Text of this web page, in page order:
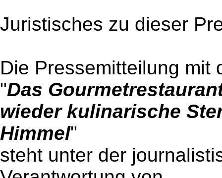
Juristisches zu dieser
Die Pressemitteilung mit
"Das
wieder kulinarische
Himmel"
steht unter der